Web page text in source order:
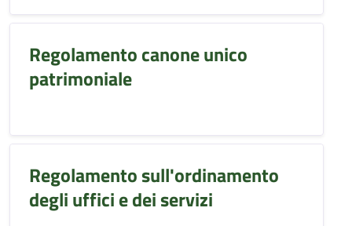
Regolamento canone unico
patrimoniale
Regolamento sull'ordinamento
degli uffici e dei servizi